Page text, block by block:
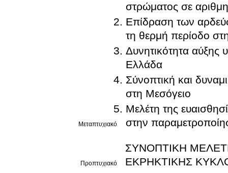
Μεταπτυχιακό
στρώματος σε
Επίδραση των
τη θερμή περίοδο
Δυνητικότητα
Ελλάδα
Σύνοπτική και
στη Μεσόγειο
Μελέτη της
στην
Προπτυχιακό
ΣΥΝΟΠΤΙΚΗ
ΕΚΡΗΚΤΙΚΗΣ